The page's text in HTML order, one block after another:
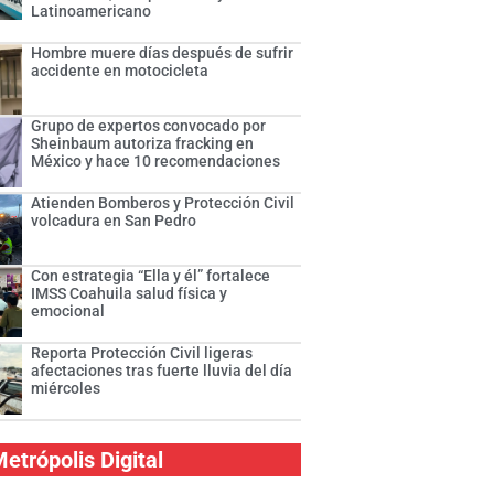
Latinoamericano
Hombre muere días después de sufrir
accidente en motocicleta
Grupo de expertos convocado por
Sheinbaum autoriza fracking en
México y hace 10 recomendaciones
Atienden Bomberos y Protección Civil
volcadura en San Pedro
Con estrategia “Ella y él” fortalece
IMSS Coahuila salud física y
emocional
Reporta Protección Civil ligeras
afectaciones tras fuerte lluvia del día
miércoles
Digital